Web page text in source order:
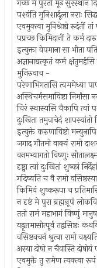
गच्छ मे पुरतो मूढ सुरस्थानं
पश्यंति मुनिशार्दूला नराः
एवमुक्त्वा मुनिश्रेष्ठो रुदंतीं
पप्रच्छ किमिदानीं ते कर्म
इत्युक्ता वेपमाना सा भीता
अज्ञानाद्यत्कृतं कर्म क्षंतुमर्हसि
मुनिरुवाच -
परेणाभिगतासि त्वममेध्या
अस्थिचर्मसमाविष्टा निर्मांसा
चिरं स्थास्यसि चैकापि त्वां
दुःखिता तमुवाचेदं शापस्यांतो
इत्युक्ते करुणाविष्टो
जगाद गौतमो वाक्यं रामो
वनमभ्यागतो विष्णुः
दृष्ट्वा त्वां दुःखितां शुष्कां
गदिष्यति च वै रामो
किमियं शुष्करूपा च
न दृष्टं मे पुरा ब्रह्मन्रूपं
ततो रामं महाभागं विष्णुं
यद्वृत्तमासीत्पूर्वं तद्वसिष्ठः
वसिष्ठवचनं श्रुत्वा रामो
अस्या दोषो न चैवास्ति
एवमुक्ते तु रामेण त्यक्त्वा